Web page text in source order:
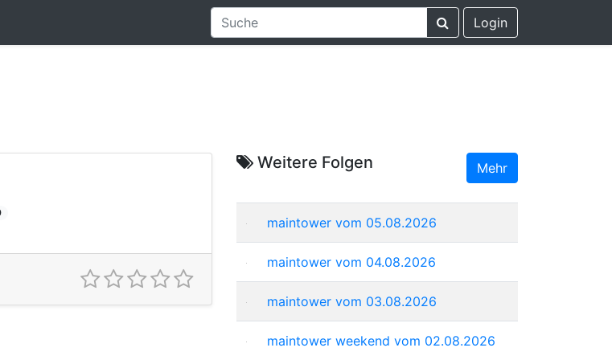
Login
Weitere Folgen Mehr
maintower vom 05.08.2026
maintower vom 04.08.2026
maintower vom 03.08.2026
maintower weekend vom 02.08.2026